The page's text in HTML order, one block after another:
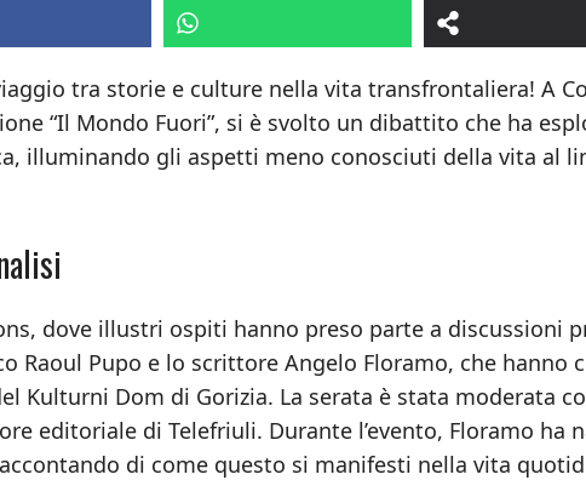
tra storie e culture nella vita transfrontaliera! A
“Il Mondo Fuori”, si è svolto un dibattito che ha
illuminando gli aspetti meno conosciuti della vita al
dove illustri ospiti hanno preso parte a discussioni
Raoul Pupo e lo scrittore Angelo Floramo, che hanno
Kulturni Dom di Gorizia. La serata è stata moderata
editoriale di Telefriuli. Durante l’evento, Floramo ha
di come questo si manifesti nella vita